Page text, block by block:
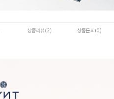
상품리뷰(2) 상품문의(0)